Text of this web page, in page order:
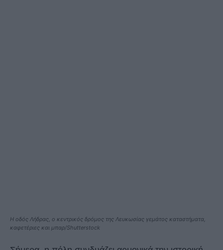
Η οδός Λήδρας, ο κεντρικός δρόμος της Λευκωσίας γεμάτος καταστήματα,
καφετέριες και μπαρ/Shutterstock